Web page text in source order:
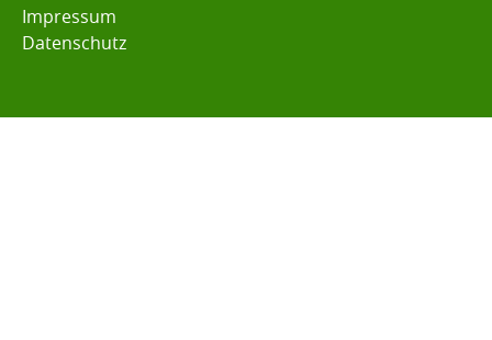
Impressum
Datenschutz